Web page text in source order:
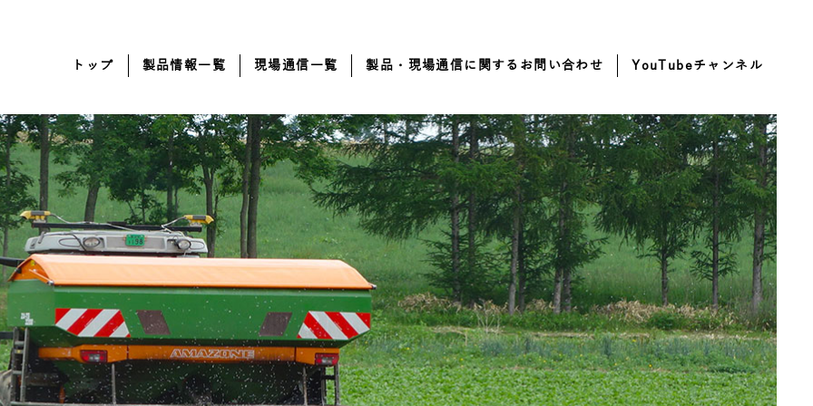
トップ 製品情報一覧 現場通信一覧 製品・現場通信に関するお問い合わせ YouTubeチャンネル